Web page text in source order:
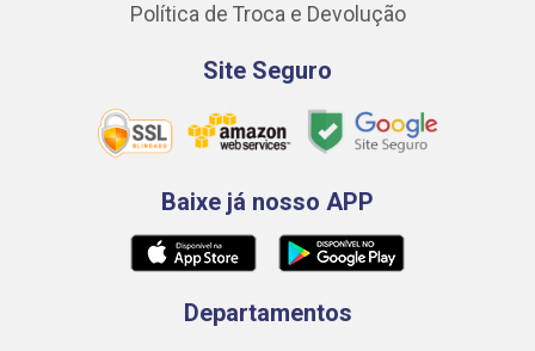
Política de Troca e Devolução
Site Seguro
Baixe já nosso APP
Departamentos